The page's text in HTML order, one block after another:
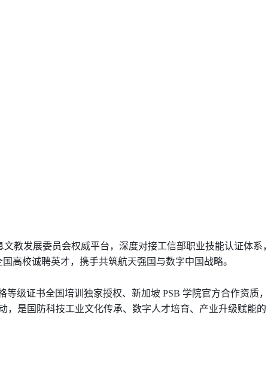
教发展委员会权威平台，深度对接工信部职业技能认证体系，
校诚聘英才，携手共筑航天强国与数字中国战略。
级证书全国培训独家授权、新加坡 PSB 学院官方合作资质，
，是国防科技工业文化传承、数字人才培育、产业升级赋能的